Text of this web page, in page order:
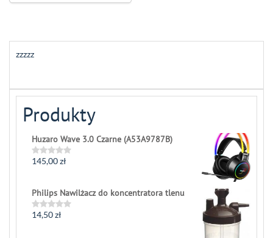
zzzzz
Produkty
Huzaro Wave 3.0 Czarne (A53A9787B)
Rated
of
5
145,00zł
Philips Nawilżacz do koncentratora tlenu
Rated
14,50zł